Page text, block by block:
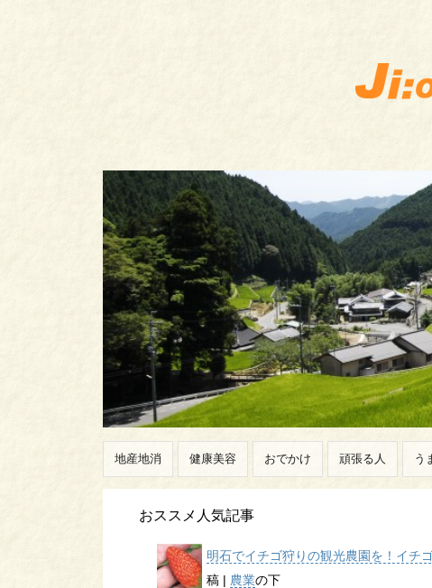
地産地消 健康美容 おでかけ 頑張る人 う
おススメ人気記事
明石でイチゴ狩りの観光農園を！イチ
稿 | 農業の下